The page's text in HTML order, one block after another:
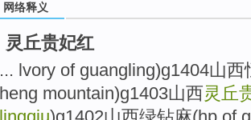
网络释义
灵丘贵妃红
... lvory of guangling)g1404山
heng mountain)g1403山西灵丘